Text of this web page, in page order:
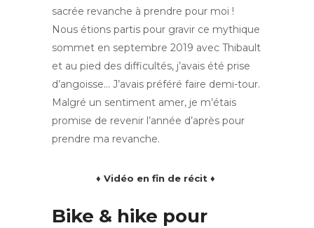
sacrée revanche à prendre pour moi !
Nous étions partis pour gravir ce mythique
sommet en septembre 2019 avec Thibault
et au pied des difficultés, j’avais été prise
d’angoisse… J’avais préféré faire demi-tour.
Malgré un sentiment amer, je m’étais
promise de revenir l’année d’après pour
prendre ma revanche.
♦ Vidéo en fin de récit ♦
Bike & hike pour